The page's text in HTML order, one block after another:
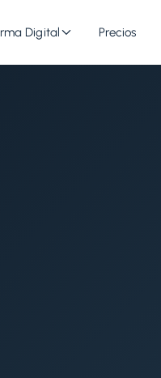
Digital Precios